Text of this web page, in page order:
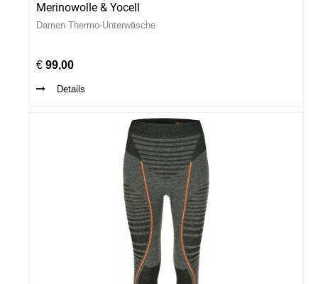
Merinowolle & Yocell
Damen Thermo-Unterwäsche
€ 99,00
Details